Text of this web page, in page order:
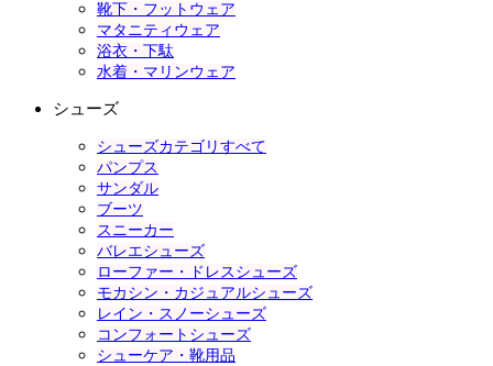
靴下・フットウェア
マタニティウェア
浴衣・下駄
水着・マリンウェア
シューズ
シューズカテゴリすべて
パンプス
サンダル
ブーツ
スニーカー
バレエシューズ
ローファー・ドレスシューズ
モカシン・カジュアルシューズ
レイン・スノーシューズ
コンフォートシューズ
シューケア・靴用品